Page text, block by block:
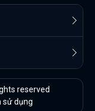
reserved
sử dụng